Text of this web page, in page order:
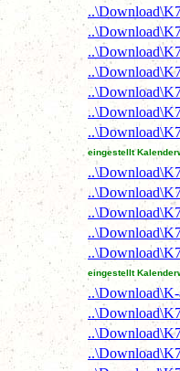
eingestellt
eingestellt